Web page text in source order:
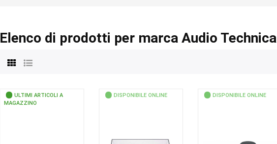
Elenco di prodotti per marca Audio Technica
ULTIMI ARTICOLI A
MAGAZZINO
DISPONIBILE ONLINE DISPONIBILE ONLINE